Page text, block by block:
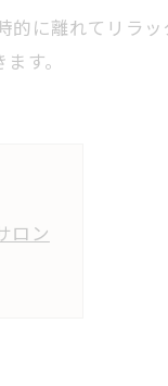
的に離れてリラッ
す。
ロン